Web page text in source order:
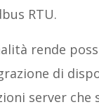
RTU.
rende
di
server che